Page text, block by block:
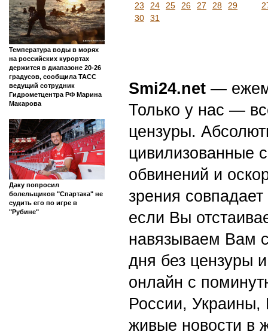
Температура воды в морях
на российских курортах
держится в диапазоне 20-26
градусов, сообщила ТАСС
ведущий сотрудник
Гидрометцентра РФ Марина
Макарова
Даку попросил
болельщиков "Спартака" не
судить его по игре в
"Рубине"
23
24 25 26 27 28
29
30
31
Smi24.net —
Только у нас —
цензуры.
цивилизованные
обвинений и
зрения
если Вы
навязываем Вам
дня без цензуры
онлайн с
России,
живые новости в